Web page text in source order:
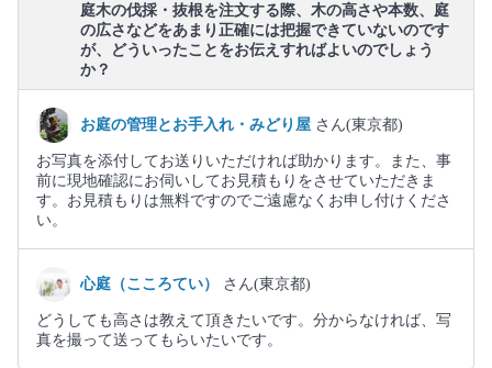
庭木の伐採・抜根を注文する際、木の高さや本数、庭
の広さなどをあまり正確には把握できていないのです
が、どういったことをお伝えすればよいのでしょう
か？
お庭の管理とお手入れ・みどり屋 さん(東京都)
お写真を添付してお送りいただければ助かります。また、事
前に現地確認にお伺いしてお見積もりをさせていただきま
す。お見積もりは無料ですのでご遠慮なくお申し付けくださ
い。
心庭（こころてい） さん(東京都)
どうしても高さは教えて頂きたいです。分からなければ、写
真を撮って送ってもらいたいです。